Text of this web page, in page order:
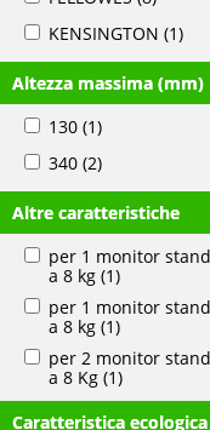
KENSINGTON (1)
Altezza massima (mm)
130 (1)
340 (2)
Altre caratteristiche
per 1 monitor
a 8 kg (1)
per 1 monitor
a 8 kg (1)
per 2 monitor
a 8 Kg (1)
Caratteristica ecologica